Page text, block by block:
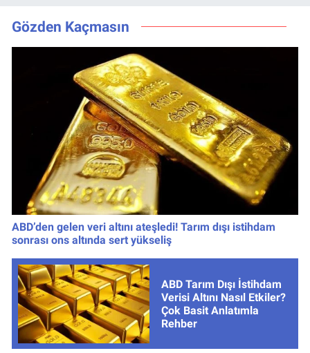
Kaçta, Nereden
İzlenir?
Gözden Kaçmasın
ABD’den gelen veri altını ateşledi! Tarım dışı istihdam
sonrası ons altında sert yükseliş
ABD Tarım Dışı İstihdam
Verisi Altını Nasıl Etkiler?
Çok Basit Anlatımla
Rehber